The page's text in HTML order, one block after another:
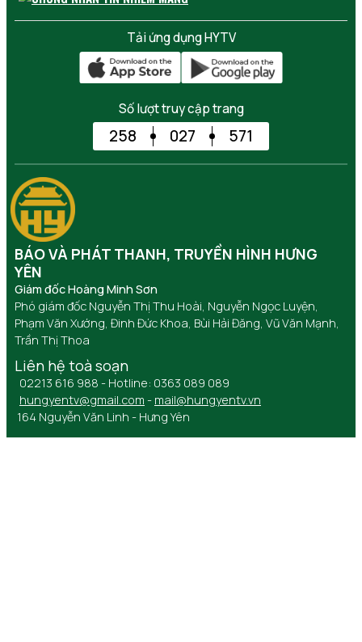
Tải ứng dụng HYTV
Số lượt truy cập trang
258 027 571
BÁO VÀ PHÁT THANH, TRUYỀN HÌNH HƯNG
YÊN
Giám đốc Hoàng Minh Sơn
Phó giám đốc Nguyễn Thị Thu Hoài, Nguyễn Ngọc Luyện,
Phạm Văn Xướng, Đinh Đức Khoa, Bùi Hải Đăng, Vũ Văn Mạnh,
Trần Thị Thoa
Liên hệ toà soạn
02213 616 988 - Hotline: 0363 089 089
hungyentv@gmail.com - mail@hungyentv.vn
164 Nguyễn Văn Linh - Hưng Yên